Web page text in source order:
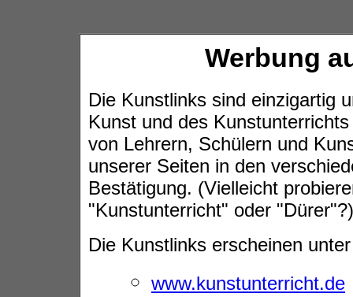
Werbung
Die Kunstlinks sind einzigartig
Kunst und des
von Lehrern, Schülern und
unserer Seiten in den
Bestätigung. (Vielleicht
"Kunstunterricht" oder "Dürer"?)
Die Kunstlinks erscheinen
www.kunstunterricht.de